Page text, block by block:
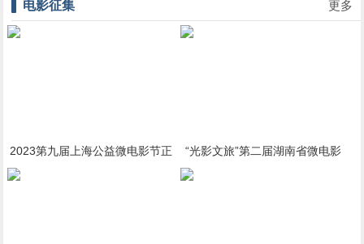
电影征集 更多
2023第九届上海公益微电影节正
“光影文旅”第二届湖南省微电影
大赛湘潭市作品征集正在进行中